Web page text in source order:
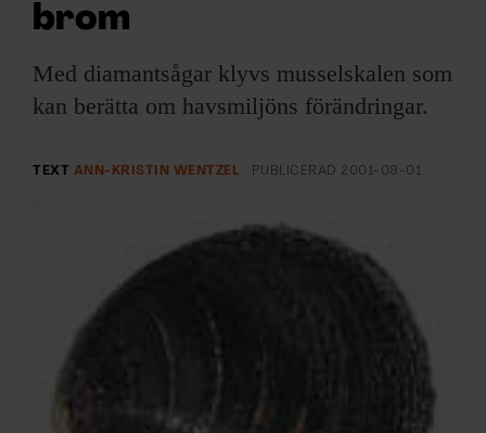
LYSSNA/PODD
EVENEMANG & RESOR
SKRIV I F&F
PRENUMERERA PÅ F&F
ANNONSERA I F&F
brom
Med diamantsågar klyvs musselskalen som
kan berätta om havsmiljöns förändringar.
TEXT ANN-KRISTIN WENTZEL PUBLICERAD 2001-09-01